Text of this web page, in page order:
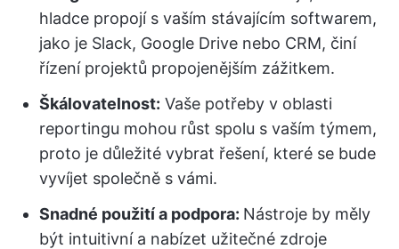
hladce propojí s vaším stávajícím softwarem,
jako je Slack, Google Drive nebo CRM, činí
řízení projektů propojenějším zážitkem.
Škálovatelnost: Vaše potřeby v oblasti
reportingu mohou růst spolu s vaším týmem,
proto je důležité vybrat řešení, které se bude
vyvíjet společně s vámi.
Snadné použití a podpora: Nástroje by měly
být intuitivní a nabízet užitečné zdroje